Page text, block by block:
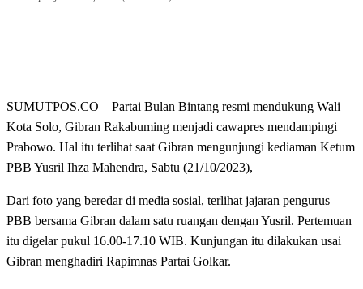
SUMUTPOS.CO – Partai Bulan Bintang resmi mendukung Wali
Kota Solo, Gibran Rakabuming menjadi cawapres mendampingi
Prabowo. Hal itu terlihat saat Gibran mengunjungi kediaman Ketum
PBB Yusril Ihza Mahendra, Sabtu (21/10/2023),
Dari foto yang beredar di media sosial, terlihat jajaran pengurus
PBB bersama Gibran dalam satu ruangan dengan Yusril. Pertemuan
itu digelar pukul 16.00-17.10 WIB. Kunjungan itu dilakukan usai
Gibran menghadiri Rapimnas Partai Golkar.